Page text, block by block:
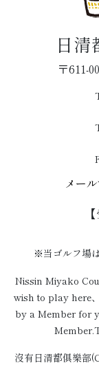
日
〒611-
メー
※当ゴルフ場
Nissin Miyako
wish to play here
by a Member for
沒有日清都俱樂部